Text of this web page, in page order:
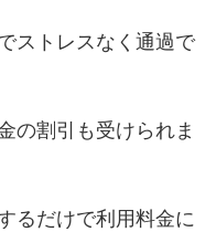
ストレスなく通過で
の割引も受けられま
るだけで利用料金に